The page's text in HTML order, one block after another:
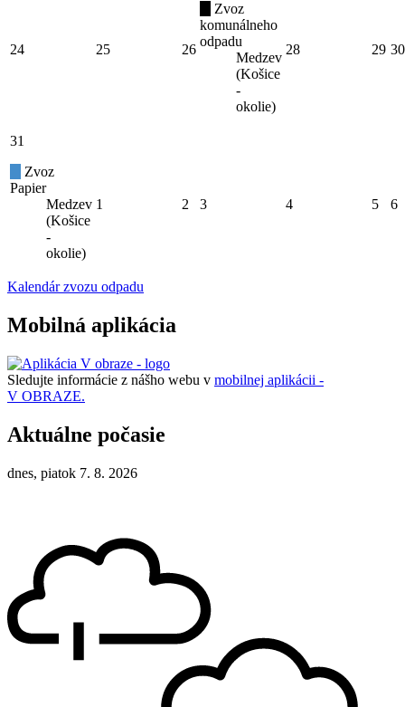
24 25 26
Zvoz
komunálneho
odpadu
Medzev
(Košice
-
okolie)
28 29 30
31
Zvoz
Papier
Medzev
(Košice
-
okolie)
1 2 3 4 5 6
Kalendár zvozu odpadu
Mobilná aplikácia
Sledujte informácie z nášho webu v mobilnej aplikácii -
V OBRAZE.
Aktuálne počasie
dnes, piatok 7. 8. 2026